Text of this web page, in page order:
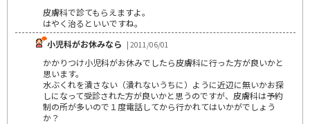
皮膚科で診てもらえますよ。
はやく治るといいですね。
小児科がお休みなら | 2011/06/01
かかりつけ小児科がお休みでしたら皮膚科に行った方が良いかと
思います。
水ぶくれを潰さない（潰れないうちに）ように近辺に無いかお探
しになって受診された方が良いかと思うのですが、皮膚科は予約
制の所が多いので１度電話してから行かれてはいかがでしょう
か？